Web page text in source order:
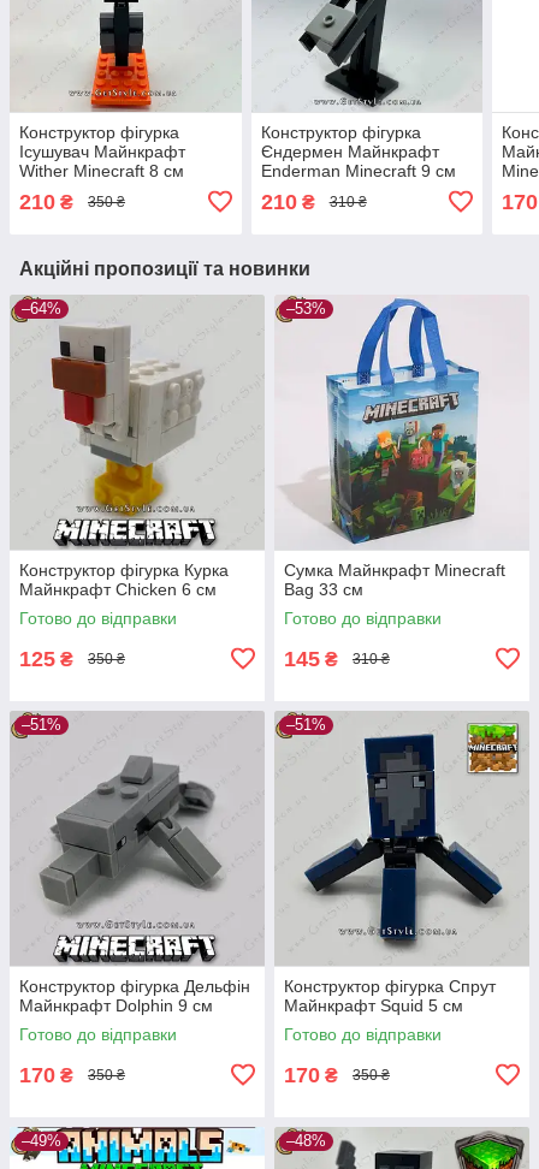
Конструктор фігурка
Ісушувач Майнкрафт
Wither Minecraft 8 см
210 ₴ 350 ₴
Конструктор фігурка
Єндермен Майнкрафт
Enderman Minecraft 9 см
210₴ 310 ₴ 170
Акційні пропозиції та новинки
–64%
Конструктор фігурка Курка
Майнкрафт Chicken 6 см
Готово до відправки
125 ₴ 350 ₴
–53%
Сумка Майнкрафт Minecraft
Bag 33 см
Готово до відправки
145 ₴ 310 ₴
–51%
Конструктор фігурка Дельфін
Майнкрафт Dolphin 9 см
Готово до відправки
170 ₴ 350 ₴
–51%
Конструктор фігурка Спрут
Майнкрафт Squid 5 см
Готово до відправки
170 ₴ 350 ₴
–49% –48%